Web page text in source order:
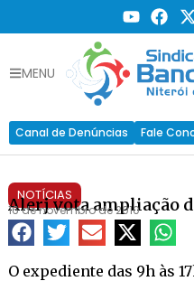
MENU
Canal de Denúncias Fale
NOTÍCIAS
Alerj vota ampliação
16 de novembro de 2010
O expediente das 9h às